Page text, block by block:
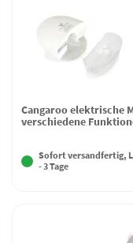
Cangaroo elektrische
verschiedene
Sofort versandfertig,
- 3 Tage